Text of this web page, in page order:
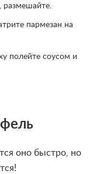
размешайте.
пармезан на
полейте соусом и
оно быстро, но